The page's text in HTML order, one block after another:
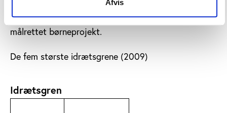
Afvis
krise. Ifølge Jyllands-Posten vil gymnastikforbundet
nu overveje sin kontingentstruktur og igangsætte et
målrettet børneprojekt.
De fem største idrætsgrene (2009)
Idrætsgren